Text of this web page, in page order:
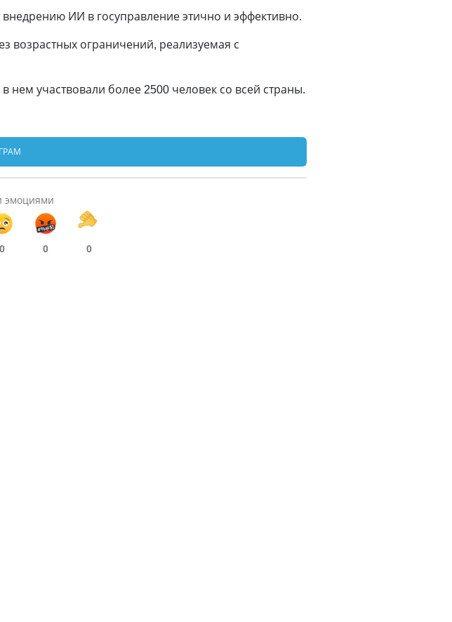
ИИ в госуправление этично и эффективно.
возрастных ограничений, реализуемая с
участвовали более 2500 человек со всей страны.
эмоциями
0 0 0